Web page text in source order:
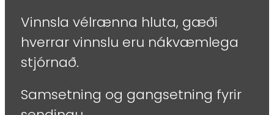
Vinnsla vélrænna hluta, gæði
hverrar vinnslu eru nákvæmlega
stjórnað.
Samsetning og gangsetning fyrir